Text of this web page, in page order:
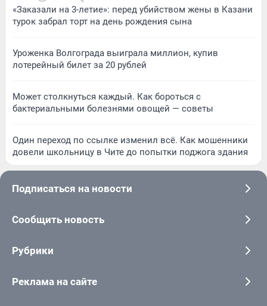
«Заказали на 3-летие»: перед убийством жены в Казани
турок забрал торт на день рождения сына
Уроженка Волгограда выиграла миллион, купив
лотерейный билет за 20 рублей
Может столкнуться каждый. Как бороться с
бактериальными болезнями овощей — советы
Один переход по ссылке изменил всё. Как мошенники
довели школьницу в Чите до попытки поджога здания
Подписаться на новости
Сообщить новость
Рубрики
Реклама на сайте